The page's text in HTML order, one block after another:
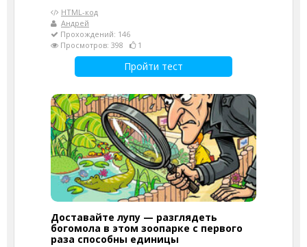
HTML-код
Андрей
Прохождений: 146
Просмотров: 398
1
Пройти тест
Доставайте лупу — разглядеть
богомола в этом зоопарке с первого
раза способны единицы